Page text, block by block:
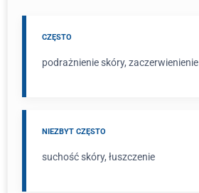
CZĘSTO
podrażnienie skóry, zaczerwienienie
NIEZBYT CZĘSTO
suchość skóry, łuszczenie